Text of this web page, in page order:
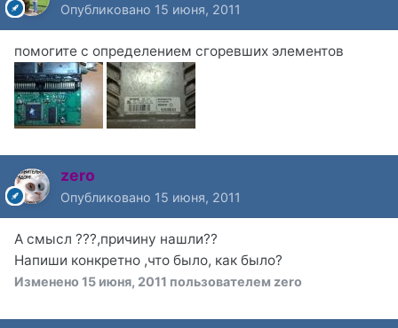
Опубликовано 15 июня, 2011
помогите с определением сгоревших элементов
zero
Опубликовано 15 июня, 2011
А смысл ???,причину нашли??
Напиши конкретно ,что было, как было?
Изменено 15 июня, 2011 пользователем zero